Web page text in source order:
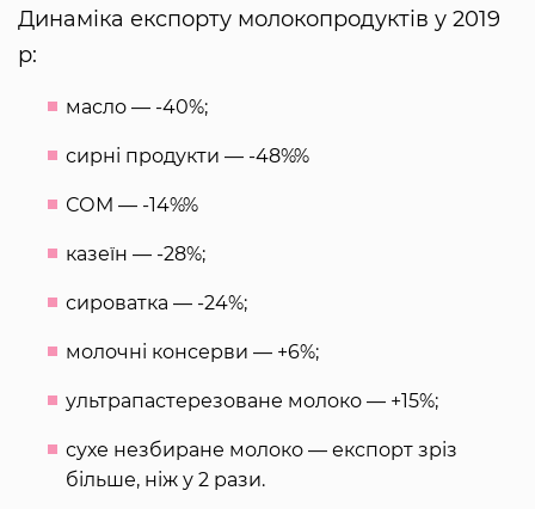
Динаміка експорту молокопродуктів у 2019
р:
масло — -40%;
сирні продукти — -48%%
СОМ — -14%%
казеїн — -28%;
сироватка — -24%;
молочні консерви — +6%;
ультрапастерезоване молоко — +15%;
сухе незбиране молоко — експорт зріз
більше, ніж у 2 рази.